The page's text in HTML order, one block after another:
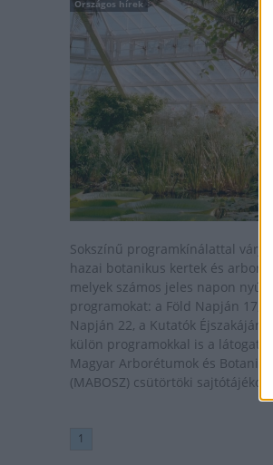
Országos hírek
Sokszínű programkínálattal
hazai botanikus kertek és
melyek számos jeles napon
programokat: a Föld Napján 17, a
Napján 22, a Kutatók Éjszakáján
külön programokkal is a
Magyar Arborétumok és
(MABOSZ) csütörtöki
1